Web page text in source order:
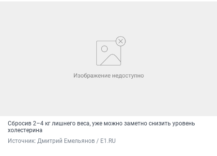
Сбросив 2–4 кг лишнего веса, уже можно заметно снизить уровень
холестерина
Источник: Дмитрий Емельянов / E1.RU